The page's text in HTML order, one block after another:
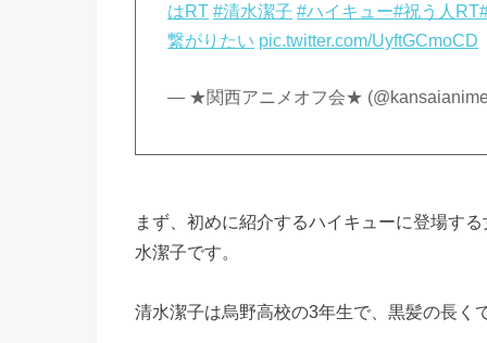
はRT #清水潔子 #ハイキュー#祝う人RT
繋がりたい pic.twitter.com/UyftGCmoCD
— ★関西アニメオフ会★
まず、初めに紹介するハイキューに登場す
水潔子です。
清水潔子は烏野高校の3年生で、黒髪の長く